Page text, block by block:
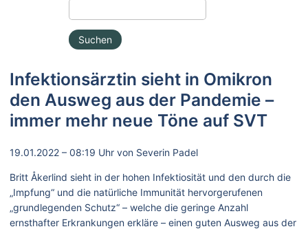
Suchen
Infektionsärztin sieht in Omikron
den Ausweg aus der Pandemie –
immer mehr neue Töne auf SVT
19.01.2022 – 08:19 Uhr von Severin Padel
Britt Åkerlind sieht in der hohen Infektiosität und den durch die
„Impfung“ und die natürliche Immunität hervorgerufenen
„grundlegenden Schutz“ – welche die geringe Anzahl
ernsthafter Erkrankungen erkläre – einen guten Ausweg aus der